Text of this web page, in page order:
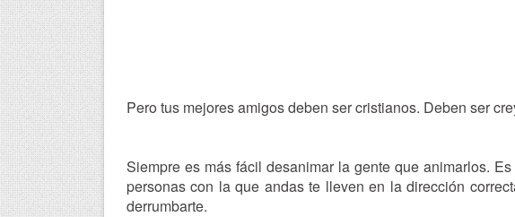
Pero tus mejores amigos deben ser cristianos. Deben ser
Siempre es más fácil desanimar la gente que animarlos.
personas con la que andas te lleven en la dirección
derrumbarte.